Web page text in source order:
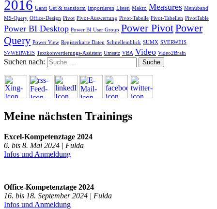
2016 Gantt Get & transform Importieren Listen Makro Measures Menüband
MS-Query Office-Design Pivot Pivot-Auswertung Pivot-Tabelle Pivot-Tabellen PivotTable
Power BI Desktop Power BI User Group Power PivotPower
Query Power View Registerkarte Daten Schnelleinblick SUMX SVERWEIS
SVWERWEIS Textkonvertierungs-Assistent Umsatz VBA Video Video2Brain
Suchen nach:
Meine nächsten Trainings
Excel-Kompetenztage 2024
6. bis 8. Mai 2024 | Fulda
Infos und Anmeldung
Office-Kompetenztage 2024
16. bis 18. September 2024 | Fulda
Infos und Anmeldung